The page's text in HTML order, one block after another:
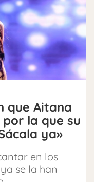
que Aitana
la que su
ya»
en los
se la han